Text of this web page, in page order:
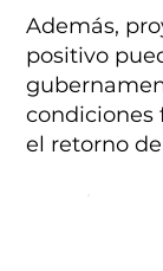
Además,
positivo
condiciones
el retorno